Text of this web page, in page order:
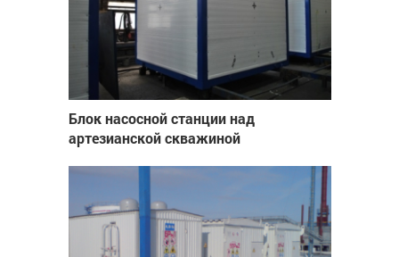
Блок насосной станции над
артезианской скважиной